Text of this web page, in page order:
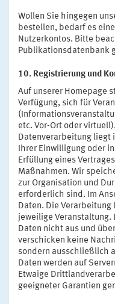
Wollen Sie hingegen
bestellen, bedarf es
Nutzerkontos. Bitte
Publikationsdatenbank
10. Registrierung und
Auf unserer Homepage
Verfügung, sich für
etc. Vor-Ort oder
Datenverarbeitung liegt
Ihrer Einwilligung oder
Erfüllung eines
Maßnahmen. Wir
zur Organisation und
erforderlich sind. Im
Daten. Die
jeweilige Veranstaltung.
Daten nicht aus und
verschicken keine
sondern ausschließlich
Daten werden auf
Etwaige
geeigneter Garantien